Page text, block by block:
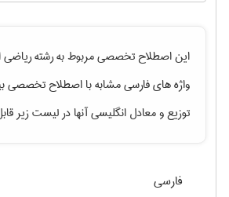
این اصطلاح تخصصی مربوط به رشتهرياضی
واژه های فارسی مشابه با اصطلاح تخصصی
توزیعو معادل انگلیسی آنها در لیست زیر
فارسی